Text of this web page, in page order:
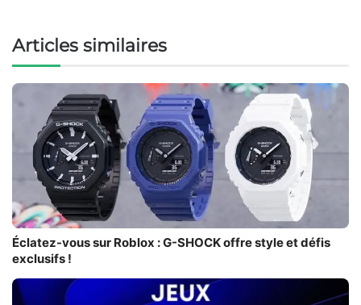
Articles similaires
Éclatez-vous sur Roblox : G-SHOCK offre style et défis
exclusifs !